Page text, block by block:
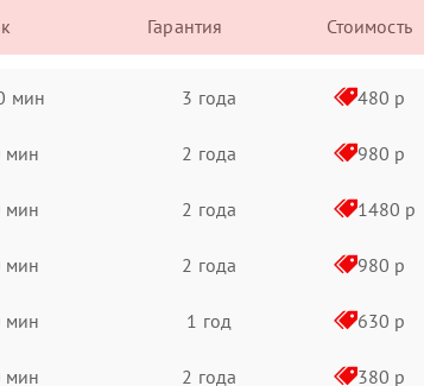
Гарантия Стоимость
мин 3 года 480 р
мин 2 года 980 р
мин 2 года 1480 р
мин 2 года 980 р
мин 1 год 630 р
мин 2 года 380 р